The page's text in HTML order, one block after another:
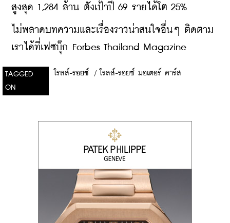
สูงสุด 1,284 ล้าน ตั้งเป้าปี 69 รายได้โต 25%
ไม่พลาดบทความและเรื่องราวน่าสนใจอื่นๆ ติดตาม
เราได้ที่เฟซบุ๊ก Forbes Thailand Magazine
TAGGED
ON
โรลส์-รอยซ์ / โรลส์-รอยซ์ มอเตอร์ คาร์ส